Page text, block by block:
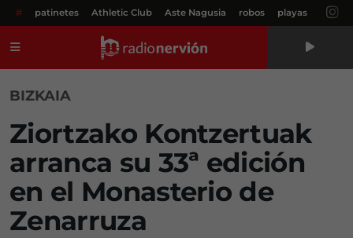
# patinetes Athletic Club Aste Nagusia robos playas
BIZKAIA
Ziortzako Kontzertuak
arranca su 33ª edición
en el Monasterio de
Zenarruza